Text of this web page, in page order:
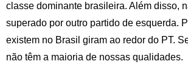
classe dominante brasileira. Além disso,
superado por outro partido de esquerda.
existem no Brasil giram ao redor do PT.
não têm a maioria de nossas qualidades.